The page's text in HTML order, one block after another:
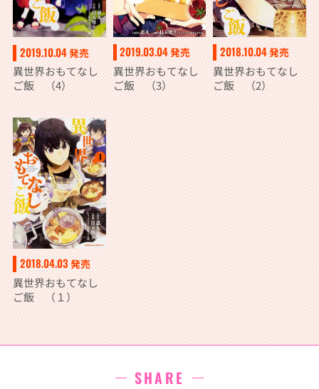
2019.10.04発売
異世界おもてなし
ご飯 （4）
2019.03.04発売
異世界おもてなし
ご飯 （3）
2018.10.04発売
異世界おもてなし
ご飯 （2）
2018.04.03 発売
異世界おもてなし
ご飯 （１）
SHARE